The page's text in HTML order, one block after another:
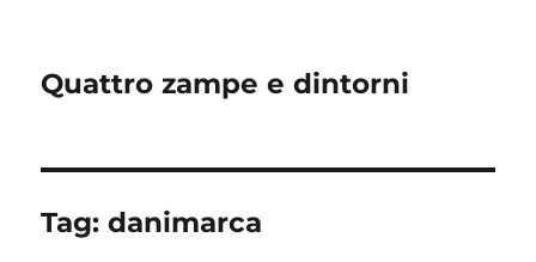
Quattro zampe e dintorni
Tag:danimarca